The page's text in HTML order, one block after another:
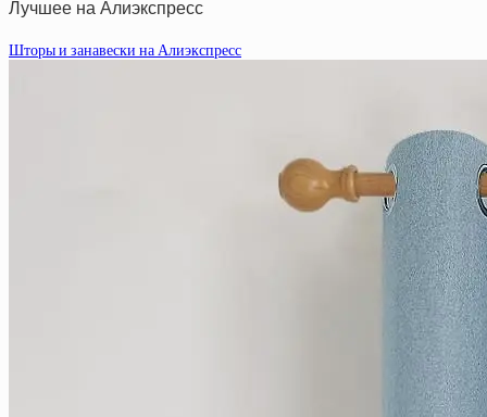
Лучшее на Алиэкспресс
Шторы и занавески на Алиэкспресс